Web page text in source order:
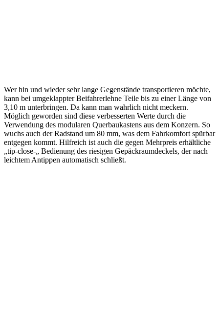
Wer hin und wieder sehr lange Gegenstände transportieren möchte,
kann bei umgeklappter Beifahrerlehne Teile bis zu einer Länge von
3,10 m unterbringen. Da kann man wahrlich nicht meckern.
Möglich geworden sind diese verbesserten Werte durch die
Verwendung des modularen Querbaukastens aus dem Konzern. So
wuchs auch der Radstand um 80 mm, was dem Fahrkomfort spürbar
entgegen kommt. Hilfreich ist auch die gegen Mehrpreis erhältliche
„tip-close-„ Bedienung des riesigen Gepäckraumdeckels, der nach
leichtem Antippen automatisch schließt.